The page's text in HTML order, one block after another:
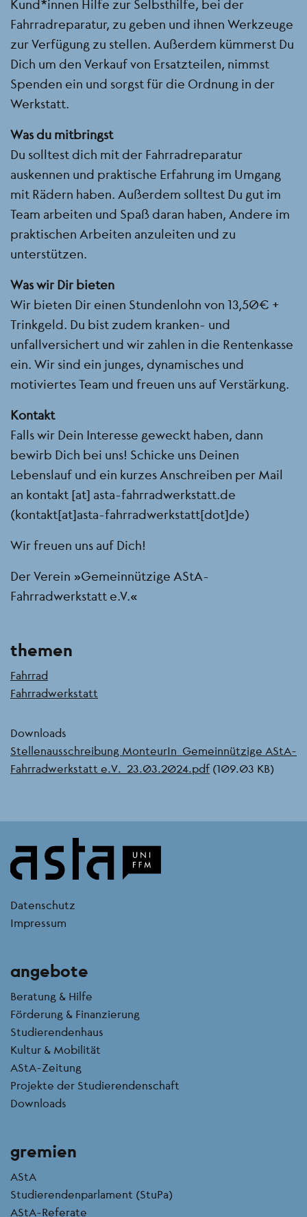
Kund*innen Hilfe zur Selbsthilfe, bei der
Fahrradreparatur, zu geben und ihnen Werkzeuge
zur Verfügung zu stellen. Außerdem kümmerst Du
Dich um den Verkauf von Ersatzteilen, nimmst
Spenden ein und sorgst für die Ordnung in der
Werkstatt.
Was du mitbringst
Du solltest dich mit der Fahrradreparatur
auskennen und praktische Erfahrung im Umgang
mit Rädern haben. Außerdem solltest Du gut im
Team arbeiten und Spaß daran haben, Andere im
praktischen Arbeiten anzuleiten und zu
unterstützen.
Was wir Dir bieten
Wir bieten Dir einen Stundenlohn von 13,50€ +
Trinkgeld. Du bist zudem kranken- und
unfallversichert und wir zahlen in die Rentenkasse
ein. Wir sind ein junges, dynamisches und
motiviertes Team und freuen uns auf Verstärkung.
Kontakt
Falls wir Dein Interesse geweckt haben, dann
bewirb Dich bei uns! Schicke uns Deinen
Lebenslauf und ein kurzes Anschreiben per Mail
an kontakt [at] asta-fahrradwerkstatt.de
(kontakt[at]asta-fahrradwerkstatt[dot]de)
Wir freuen uns auf Dich!
Der Verein „Gemeinnützige AStA-
Fahrradwerkstatt e.V.“
themen
Fahrrad
Fahrradwerkstatt
Downloads
Document
Stellenausschreibung MonteurIn_Gemeinnützige AStA-
Fahrradwerkstatt e.V._23.03.2024.pdf (109.03 KB)
kontakt
Datenschutz
Impressum
angebote
Beratung & Hilfe
Förderung & Finanzierung
Studierendenhaus
Kultur & Mobilität
AStA-Zeitung
Projekte der Studierendenschaft
Downloads
gremien
AStA
Studierendenparlament (StuPa)
AStA-Referate